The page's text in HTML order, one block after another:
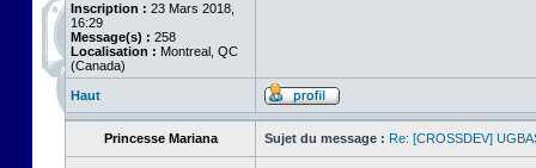
Inscription : 23 Mars 2018,
16:29
Message(s) : 258
Localisation : Montreal, QC
(Canada)
Haut
Princesse Mariana Sujet du message : Re: [CROSSDEV]